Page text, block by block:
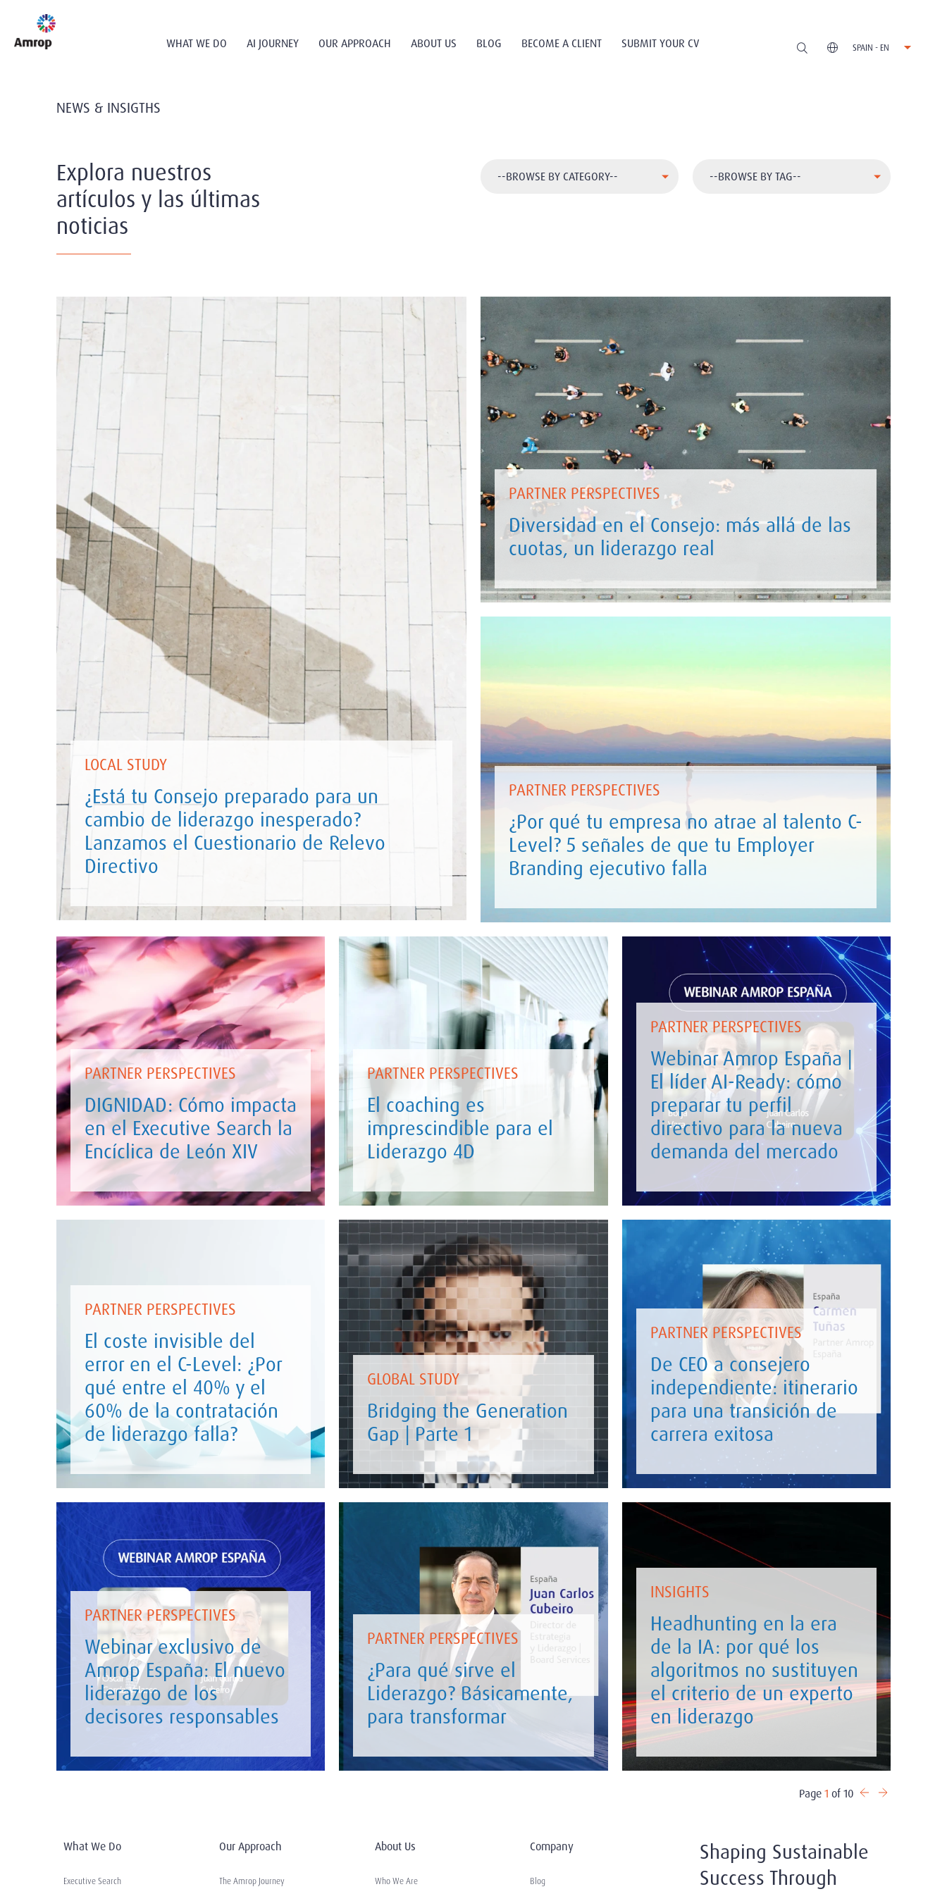
WHAT WE DO AI JOURNEY OUR APPROACH ABOUT US BLOG BECOME A CLIENT SUBMIT YOUR CV SPAIN - EN
NEWS & INSIGTHS
Explora nuestros
artículos y las últimas
noticias
LOCAL STUDY
¿Está tu Consejo preparado para un
cambio de liderazgo inesperado?
Lanzamos el Cuestionario de Relevo
Directivo
PARTNER PERSPECTIVES
Diversidad en el Consejo: más allá de las
cuotas, un liderazgo real
PARTNER PERSPECTIVES
¿Por qué tu empresa no atrae al talento C-
Level? 5 señales de que tu Employer
Branding ejecutivo falla
PARTNER PERSPECTIVES
DIGNIDAD: Cómo impacta
en el Executive Search la
Encíclica de León XIV
PARTNER PERSPECTIVES
El coaching es
imprescindible para el
Liderazgo 4D
PARTNER PERSPECTIVES
Webinar Amrop España |
El líder AI-Ready: cómo
preparar tu perfil
directivo para la nueva
demanda del mercado
PARTNER PERSPECTIVES
El coste invisible del
error en el C-Level: ¿Por
qué entre el 40% y el
60% de la contratación
de liderazgo falla?
GLOBAL STUDY
Bridging the Generation
Gap | Parte 1
PARTNER PERSPECTIVES
De CEO a consejero
independiente: itinerario
para una transición de
carrera exitosa
PARTNER PERSPECTIVES
Webinar exclusivo de
Amrop España: El nuevo
liderazgo de los
decisores responsables
PARTNER PERSPECTIVES
¿Para qué sirve el
Liderazgo? Básicamente,
para transformar
INSIGHTS
Headhunting en la era
de la IA: por qué los
algoritmos no sustituyen
el criterio de un experto
en liderazgo
Page1 of 10
What We Do
Executive Search
Our Approach
The Amrop Journey
About Us
Who We Are
Company
Blog
Shaping Sustainable
Success Through